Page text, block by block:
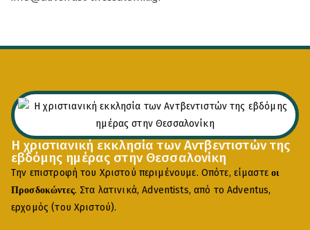
Η χριστιανική εκκλησία των Αντβεντιστών της
εβδόμης ημέρας στην Θεσσαλονίκη
Την επιστροφή του Χριστού περιμένουμε. Οπότε, είμαστεοι
Προσδοκώντες. Στα λατινικά, Adventists, από το Adventus,
ερχομός (του Χριστού).